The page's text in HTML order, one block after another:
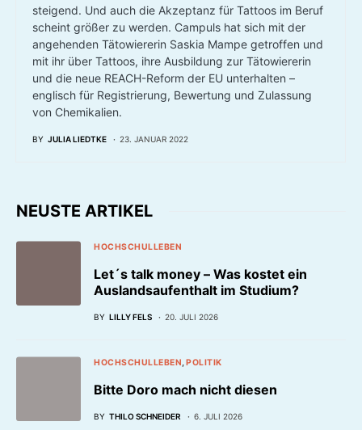
steigend. Und auch die Akzeptanz für Tattoos im Beruf
scheint größer zu werden. Campuls hat sich mit der
angehenden Tätowiererin Saskia Mampe getroffen und
mit ihr über Tattoos, ihre Ausbildung zur Tätowiererin
und die neue REACH-Reform der EU unterhalten –
englisch für Registrierung, Bewertung und Zulassung
von Chemikalien.
BY JULIA LIEDTKE 23. JANUAR 2022
NEUSTE ARTIKEL
HOCHSCHULLEBEN
Let´s talk money – Was kostet ein
Auslandsaufenthalt im Studium?
BY LILLY FELS 20. JULI 2026
HOCHSCHULLEBEN POLITIK
Bitte Doro mach nicht diesen
BY THILO SCHNEIDER 6. JULI 2026